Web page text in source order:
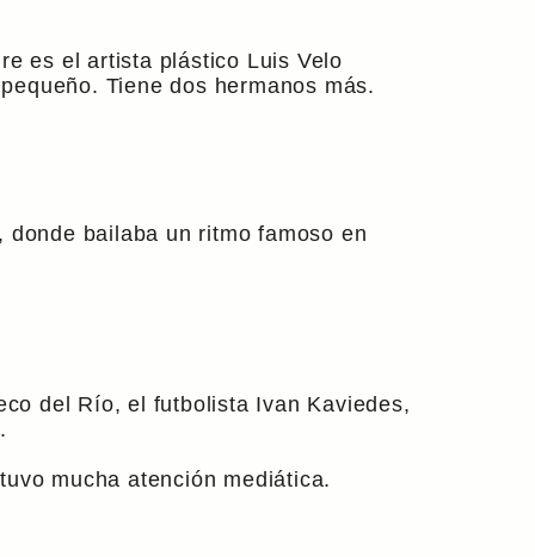
es el artista plástico Luis Velo
Tiene dos hermanos más.
bailaba un ritmo famoso en
del Río, el futbolista Ivan Kaviedes,
mucha atención mediática.